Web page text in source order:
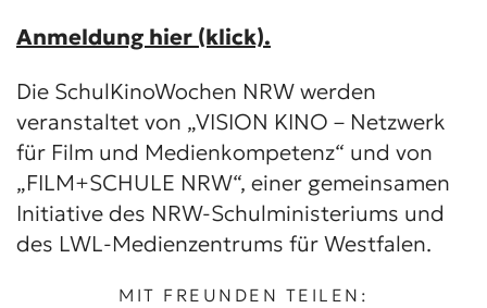
Anmeldung hier (klick).
Die SchulKinoWochen NRW werden
veranstaltet von „VISION KINO – Netzwerk
für Film und Medienkompetenz“ und von
„FILM+SCHULE NRW“, einer gemeinsamen
Initiative des NRW-Schulministeriums und
des LWL-Medienzentrums für Westfalen.
MIT FREUNDEN TEILEN: